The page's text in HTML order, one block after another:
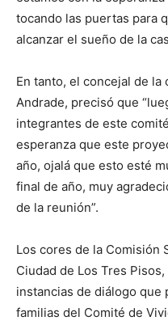
tocando las puertas para
alcanzar el sueño de la
En tanto, el concejal de la
Andrade, precisó que
integrantes de este
esperanza que este
año, ojalá que esto esté
final de año, muy
de la reunión”.
Los cores de la Comisión
Ciudad de Los Tres
instancias de diálogo que
familias del Comité de